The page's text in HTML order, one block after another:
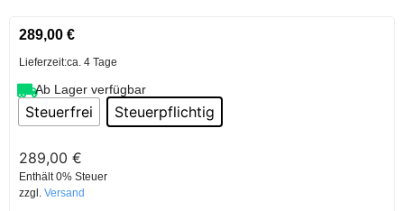
289,00 €
Lieferzeit:ca. 4 Tage
Ab Lager verfügbar
Steuerfrei Steuerpflichtig
289,00 €
Enthält 0% Steuer
zzgl. Versand